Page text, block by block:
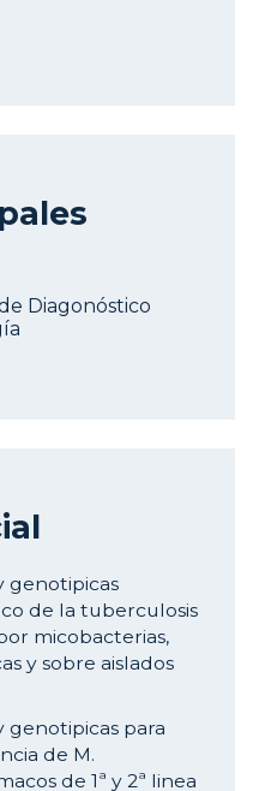
Diagonóstico
genotipicas
de la tuberculosis
micobacterias,
y sobre aislados
genotipicas para
de M.
de 1ª y 2ª linea